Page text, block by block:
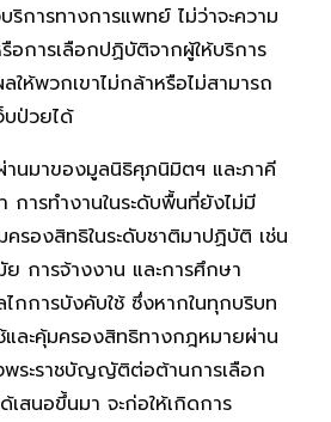
ริการทางการแพทย์ ไม่ว่าจะความ
การเลือกปฏิบัติจากผู้ให้บริการ
ห้พวกเขาไม่กล้าหรือไม่สามารถ
บป่วยได้
านมาของมูลนิธิศุภนิมิตฯ และภาคี
การทำงานในระดับพื้นที่ยังไม่มี
รองสิทธิในระดับชาติมาปฏิบัติ เช่น
การจ้างงาน และการศึกษา
กการบังคับใช้ ซึ่งหากในทุกบริบท
และคุ้มครองสิทธิทางกฎหมายผ่าน
พระราชบัญญัติต่อต้านการเลือก
สนอขึ้นมา จะก่อให้เกิดการ